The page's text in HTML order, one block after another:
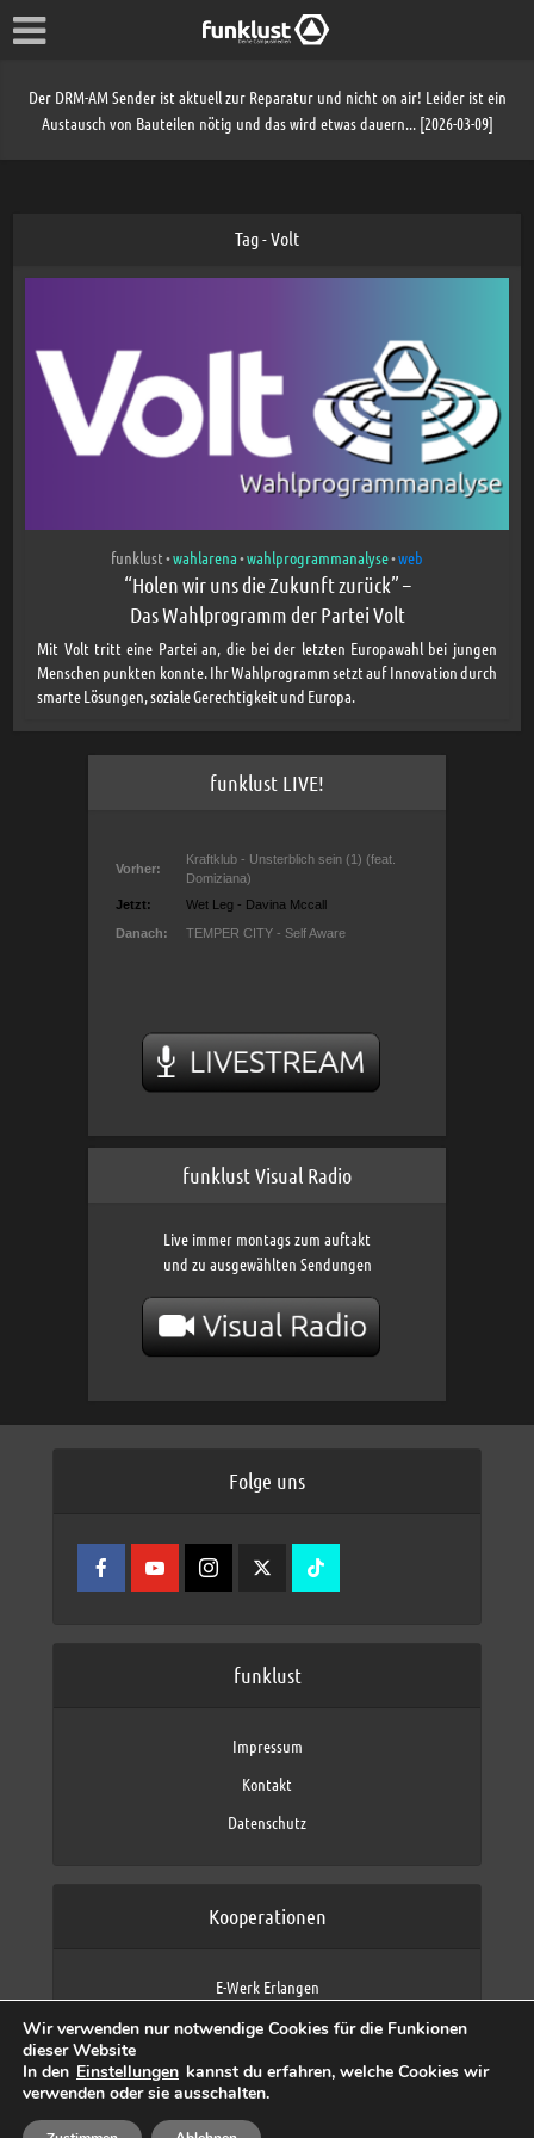
Der DRM-AM Sender ist aktuell zur Reparatur und nicht on air! Leider ist ein
Austausch von Bauteilen nötig und das wird etwas dauern... [2026-03-09]
Tag - Volt
funklust•wahlarena•wahlprogrammanalyse•web
“Holen wir uns die Zukunft zurück” –
Das Wahlprogramm der Partei Volt
Mit Volt tritt eine Partei an, die bei der letzten Europawahl bei jungen
Menschen punkten konnte. Ihr Wahlprogramm setzt auf Innovation durch
smarte Lösungen, soziale Gerechtigkeit und Europa.
funklust LIVE!
funklust Visual Radio
Live immer montags zum auftakt
und zu ausgewählten Sendungen
Folge uns
funklust
Impressum
Kontakt
Datenschutz
Kooperationen
E-Werk Erlangen
Fraunhofer IIS
max neo (AFK max)
Wir verwenden nur notwendige Cookies für die Funkionen
dieser Website
In den Einstellungen kannst du erfahren, welche Cookies wir
verwenden oder sie ausschalten.